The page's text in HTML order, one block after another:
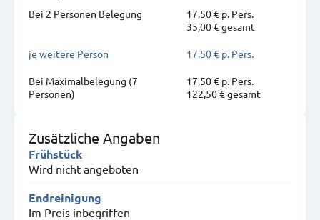
Bei 2 Personen Belegung
17,50 € p. Pers.
35,00 € gesamt
je weitere Person 17,50 € p. Pers.
Bei Maximal­belegung (7
Personen)
17,50 € p. Pers.
122,50 € gesamt
Zusätzliche Angaben
Frühstück
Wird nicht angeboten
Endreinigung
Im Preis inbegriffen